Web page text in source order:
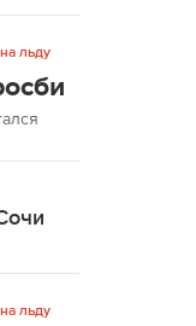
льду
льду